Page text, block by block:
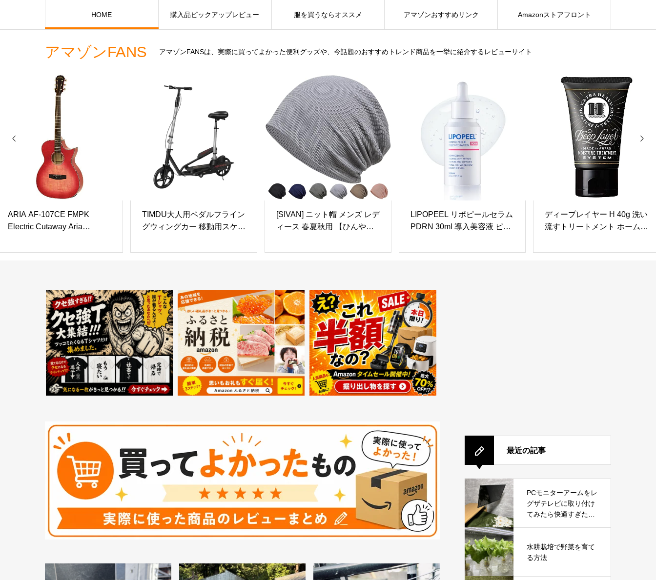
アマゾンFANS アマゾンFANSは、実際に買ってよかった便利グッズや、今話題のおすすめトレンド商品を一挙に紹介するレビューサイト
HOME 購入品ピックアップレビュー 服を買うならオススメ アマゾンおすすめリンク Amazonストアフロント
ARIA AF-107CE FMPK
Electric Cutaway Aria
アコースティックギター
TIMDU大人用ペダルフライン
グウィングカー 移動用スケー
自転車 キャンパス＆通勤必須
り式二輪車, 男性 女性 誕生日
プレゼント (ブラック,シート
付き折りたたみ式)
[SIVAN] ニット帽 メンズ レデ
ィース 春夏秋用 【ひんやり
素材・締め付け感ゼロ】 【通
(冷感メッシュ素材, グレー)
LIPOPEEL リポピールセラム
PDRN 30ml 導入美容液 ピー
リ ツヤ 敏感肌 リポソーム ナ
ディープレイヤー H 40g 洗い
流すトリートメント ホームケ
湿 ヘアケア サロン専売
最近の記事
PCモニターアームをレ
グザテレビに取り付け
てみたら快適すぎた！
水耕栽培で野菜を育て
る方法